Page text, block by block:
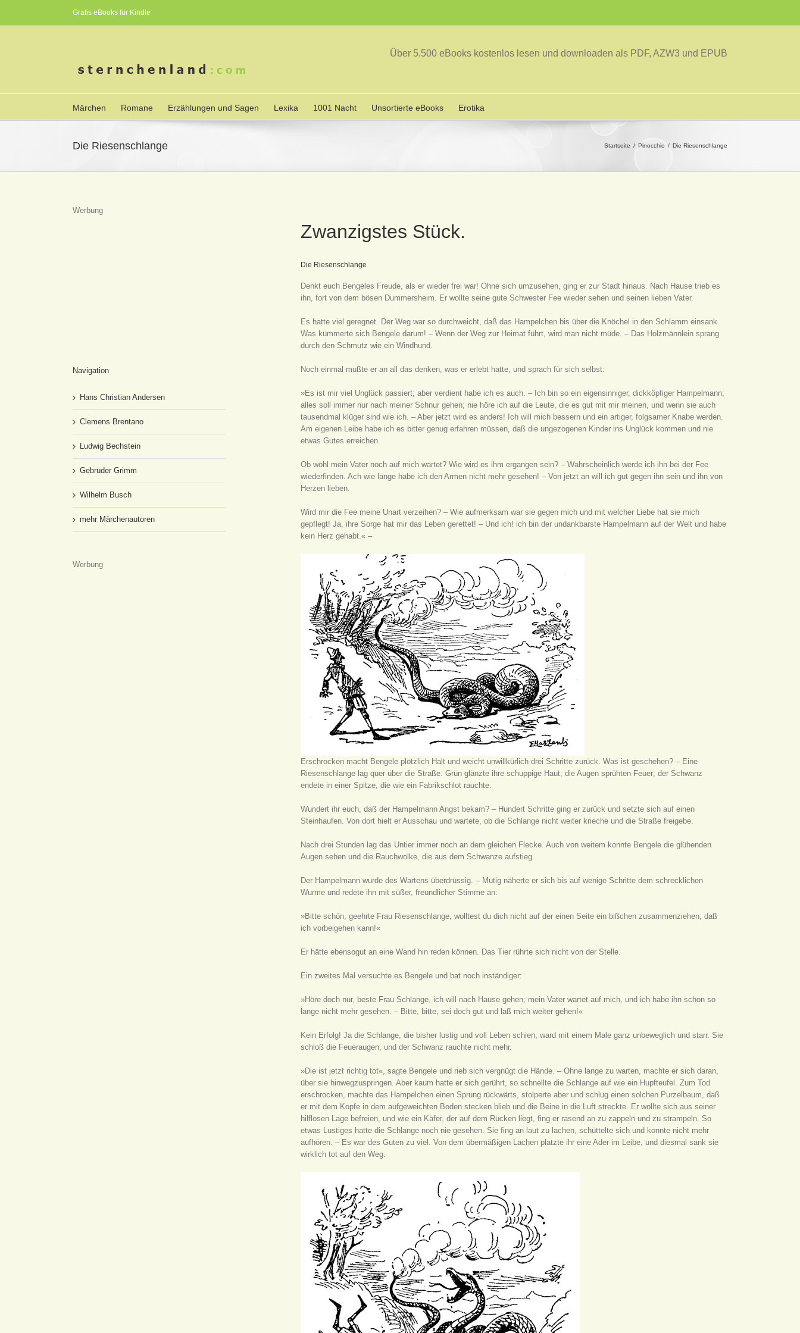
Gratis eBooks für Kindle
Über 5.500 eBooks kostenlos lesen und downloaden als PDF, AZW3 und EPUB
Märchen Romane Erzählungen und Sagen Lexika 1001 Nacht Unsortierte eBooks Erotika
Die Riesenschlange Startseite Pinocchio Die Riesenschlange
Zwanzigstes Stück.
Die Riesenschlange
Denkt euch Bengeles Freude, als er wieder frei war! Ohne sich umzusehen, ging er zur Stadt hinaus. Nach Hause trieb es
ihn, fort von dem bösen Dummersheim. Er wollte seine gute Schwester Fee wieder sehen und seinen lieben Vater.
Es hatte viel geregnet. Der Weg war so durchweicht, daß das Hampelchen bis über die Knöchel in den Schlamm einsank.
Was kümmerte sich Bengele darum! – Wenn der Weg zur Heimat führt, wird man nicht müde. – Das Holzmännlein sprang
durch den Schmutz wie ein Windhund.
Noch einmal mußte er an all das denken, was er erlebt hatte, und sprach für sich selbst:
»Es ist mir viel Unglück passiert; aber verdient habe ich es auch. – Ich bin so ein eigensinniger, dickköpfiger Hampelmann;
alles soll immer nur nach meiner Schnur gehen; nie höre ich auf die Leute, die es gut mit mir meinen, und wenn sie auch
tausendmal klüger sind wie ich. – Aber jetzt wird es anders! Ich will mich bessern und ein artiger, folgsamer Knabe werden.
Am eigenen Leibe habe ich es bitter genug erfahren müssen, daß die ungezogenen Kinder ins Unglück kommen und nie
etwas Gutes erreichen.
Ob wohl mein Vater noch auf mich wartet? Wie wird es ihm ergangen sein? – Wahrscheinlich werde ich ihn bei der Fee
wiederfinden. Ach wie lange habe ich den Armen nicht mehr gesehen! – Von jetzt an will ich gut gegen ihn sein und ihn von
Herzen lieben.
Wird mir die Fee meine Unart verzeihen? – Wie aufmerksam war sie gegen mich und mit welcher Liebe hat sie mich
gepflegt! Ja, ihre Sorge hat mir das Leben gerettet! – Und ich! ich bin der undankbarste Hampelmann auf der Welt und habe
kein Herz gehabt.« –
Erschrocken macht Bengele plötzlich Halt und weicht unwillkürlich drei Schritte zurück. Was ist geschehen? – Eine
Riesenschlange lag quer über die Straße. Grün glänzte ihre schuppige Haut; die Augen sprühten Feuer; der Schwanz
endete in einer Spitze, die wie ein Fabrikschlot rauchte.
Wundert ihr euch, daß der Hampelmann Angst bekam? – Hundert Schritte ging er zurück und setzte sich auf einen
Steinhaufen. Von dort hielt er Ausschau und wartete, ob die Schlange nicht weiter krieche und die Straße freigebe.
Nach drei Stunden lag das Untier immer noch an dem gleichen Flecke. Auch von weitem konnte Bengele die glühenden
Augen sehen und die Rauchwolke, die aus dem Schwanze aufstieg.
Der Hampelmann wurde des Wartens überdrüssig. – Mutig näherte er sich bis auf wenige Schritte dem schrecklichen
Wurme und redete ihn mit süßer, freundlicher Stimme an:
»Bitte schön, geehrte Frau Riesenschlange, wolltest du dich nicht auf der einen Seite ein bißchen zusammenziehen, daß
ich vorbeigehen kann!«
Er hätte ebensogut an eine Wand hin reden können. Das Tier rührte sich nicht von der Stelle.
Ein zweites Mal versuchte es Bengele und bat noch inständiger:
»Höre doch nur, beste Frau Schlange, ich will nach Hause gehen; mein Vater wartet auf mich, und ich habe ihn schon so
lange nicht mehr gesehen. – Bitte, bitte, sei doch gut und laß mich weiter gehen!«
Kein Erfolg! Ja die Schlange, die bisher lustig und voll Leben schien, ward mit einem Male ganz unbeweglich und starr. Sie
schloß die Feueraugen, und der Schwanz rauchte nicht mehr.
»Die ist jetzt richtig tot«, sagte Bengele und rieb sich vergnügt die Hände. – Ohne lange zu warten, machte er sich daran,
über sie hinwegzuspringen. Aber kaum hatte er sich gerührt, so schnellte die Schlange auf wie ein Hupfteufel. Zum Tod
erschrocken, machte das Hampelchen einen Sprung rückwärts, stolperte aber und schlug einen solchen Purzelbaum, daß
er mit dem Kopfe in dem aufgeweichten Boden stecken blieb und die Beine in die Luft streckte. Er wollte sich aus seiner
hilflosen Lage befreien, und wie ein Käfer, der auf dem Rücken liegt, fing er rasend an zu zappeln und zu strampeln. So
etwas Lustiges hatte die Schlange noch nie gesehen. Sie fing an laut zu lachen, schüttelte sich und konnte nicht mehr
aufhören. – Es war des Guten zu viel. Von dem übermäßigen Lachen platzte ihr eine Ader im Leibe, und diesmal sank sie
wirklich tot auf den Weg.
Werbung
Navigation
Hans Christian Andersen
Clemens Brentano
Ludwig Bechstein
Gebrüder Grimm
Wilhelm Busch
mehr Märchenautoren
Werbung